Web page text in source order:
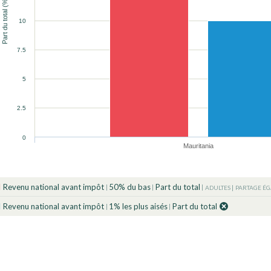
90
90
90
90
90
100
100
Part du total (%)
Mauritania
0
2.5
5
7.5
10
Revenu national avant impôt 50% du bas Part du total ADULTES PARTAGE
Revenu national avant impôt 1% les plus aisés Part du total